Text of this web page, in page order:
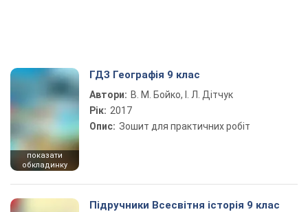
показати
обкладинку
ГДЗ Географія 9 клас
Автори: В. М. Бойко, І. Л. Дітчук
Рік: 2017
Опис: Зошит для практичних робіт
Підручники Всесвітня історія 9 клас